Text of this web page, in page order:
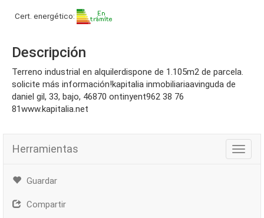
Cert. energético:
Descripción
terreno industrial en alquilerdispone de 1.105m2 de parcela.
solicite más información!kapitalia inmobiliariaavinguda de
daniel gil, 33, bajo, 46870 ontinyent962 38 76
81www.kapitalia.net
Herramientas
Guardar
Compartir